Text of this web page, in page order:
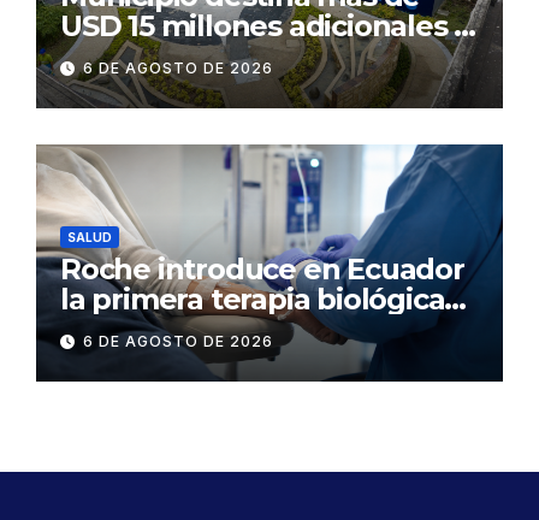
USD 15 millones adicionales a
SEGURA EP para fortalecer la
seguridad ciudadana
6 DE AGOSTO DE 2026
SALUD
Roche introduce en Ecuador
la primera terapia biológica
de precisión capaz de
detener el daño renal por
nefritis lúpica
6 DE AGOSTO DE 2026